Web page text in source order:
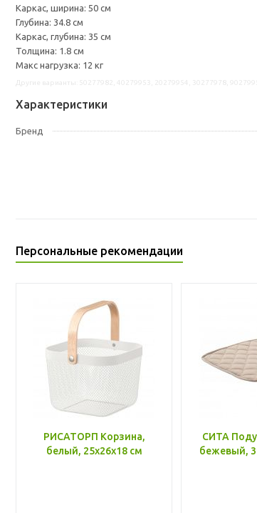
Каркас, ширина: 50 см
Глубина: 34.8 см
Каркас, глубина: 35 см
Толщина: 1.8 см
Макс нагрузка: 12 кг
Характеристики
Бренд
Персональные рекомендации
РИСАТОРП Корзина,
белый, 25x26x18 см
СИТА
бежевый,